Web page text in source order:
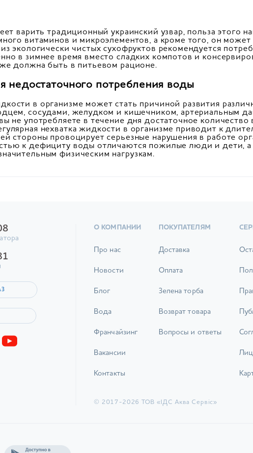
варить традиционный украинский узвар, польза этого
витаминов и микроэлементов, а кроме того, он
экологически чистых сухофруктов рекомендуется
в зимнее время вместо сладких компотов и
должна быть в питьевом рационе.
недостаточного потребления воды
в организме может стать причиной развития
сосудами, желудком и кишечником, артериальным
не употребляете в течение дня достаточное количество
нехватка жидкости в организме приводит к
стороны провоцирует серьезные нарушения в работе
к дефициту воды отличаются пожилые люди и дети, а
физическим нагрузкам.
О КОМПАНИИ
Про нас
Новости
Блог
Вода
Франчайзинг
Вакансии
Контакты
ПОКУПАТЕЛЯМ
Доставка
Оплата
Зелена торба
Возврат товара
Вопросы и ответы
© 2017-2026 ТОВ «ІДС Аква Сервіс»